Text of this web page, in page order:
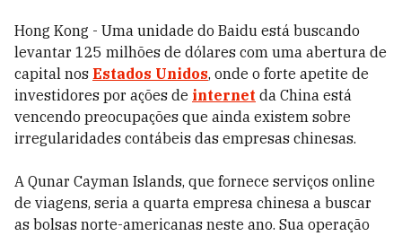
Hong Kong - Uma unidade do Baidu está buscando
levantar 125 milhões de dólares com uma abertura de
capital nos Estados Unidos, onde o forte apetite de
investidores por ações de internet da China está
vencendo preocupações que ainda existem sobre
irregularidades contábeis das empresas chinesas.
A Qunar Cayman Islands, que fornece serviços online
de viagens, seria a quarta empresa chinesa a buscar
as bolsas norte-americanas neste ano. Sua operação